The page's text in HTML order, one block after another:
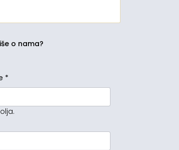
o nama?
*